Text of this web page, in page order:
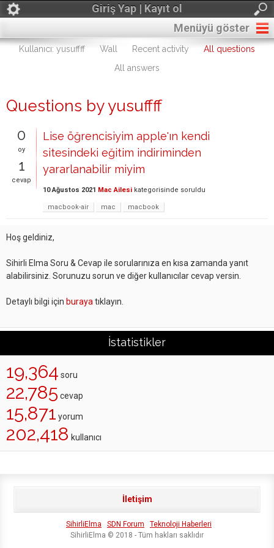
Giriş Yap | Kayıt ol
Menüyü göster
Kullanıcı: yusuffff Wall Recent activity
All questions
All answers
Questions by yusuffff
0
oy
1
cevap
Lise öğrencisiyim apple'ın kendi
sitesindeki eğitim indiriminden
yararlanabilir miyim
10 Ağustos 2021 Mac Ailesi kategorisinde soruldu
macbook-air mac macbook
Hoş geldiniz,
Sihirli Elma Soru & Cevap ile sorularınıza en kısa zamanda yanıt
alabilirsiniz. Sorunuzu sorun ve diğer kullanıcılar cevap versin.
Detaylı bilgi için buraya tıklayın.
İstatistikler
19,364 soru
22,785 cevap
15,871 yorum
202,418 kullanıcı
İletişim
SihirliElma SDN Forum
Teknoloji Haberleri
SihirliElma © 2018 - Tüm hakları saklıdır